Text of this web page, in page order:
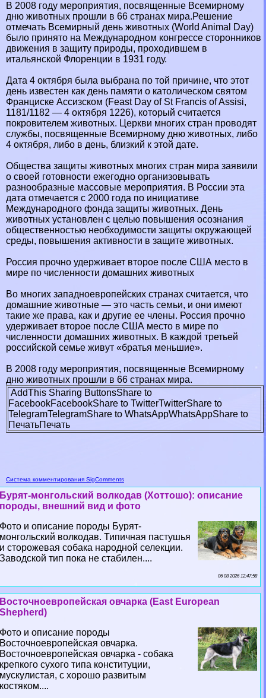
В 2008 году мероприятия, посвященные Всемирному
дню животных прошли в 66 странах мира.Решение
отмечать Всемирный день животных (World Animal Day)
было принято на Международном конгрессе сторонников
движения в защиту природы, проходившем в
итальянской Флоренции в 1931 году.
Дата 4 октября была выбрана по той причине, что этот
день известен как день памяти о католическом святом
Франциске Ассизском (Feast Day of St Francis of Assisi,
1181/1182 — 4 октября 1226), который считается
покровителем животных. Церкви многих стран проводят
службы, посвященные Всемирному дню животных, либо
4 октября, либо в день, близкий к этой дате.
Общества защиты животных многих стран мира заявили
о своей готовности ежегодно организовывать
разнообразные массовые мероприятия. В России эта
дата отмечается с 2000 года по инициативе
Международного фонда защиты животных. День
животных установлен с целью повышения осознания
общественностью необходимости защиты окружающей
среды, повышения активности в защите животных.
Россия прочно удерживает второе после США место в
мире по численности домашних животных
Во многих западноевропейских странах считается, что
домашние животные — это часть семьи, и они имеют
такие же права, как и другие ее члeны. Россия прочно
удерживает второе после США место в мире по
численности домашних животных. В каждой третьей
российской семье живут «братья меньшие».
В 2008 году мероприятия, посвященные Всемирному
дню животных прошли в 66 странах мира.
AddThis Sharing ButtonsShare to
FacebookFacebookShare to TwitterTwitterShare to
TelegramTelegramShare to WhatsAppWhatsAppShare to
ПечатьПечать
Система комментирования SigComments
Бурят-монгольский волкодав (Хоттошо): описание
породы, внешний вид и фото
Фото и описание породы Бурят-
монгольский волкодав. Типичная пастушья
и сторожевая собака народной селекции.
Заводской тип пока не стабилен....
06 08 2026 12:47:58
Восточноевропейская овчарка (East European
Shepherd)
Фото и описание породы
Восточноевропейская овчарка.
Восточноевропейская овчарка - собака
крепкого сухого типа конституции,
мускулистая, с хорошо развитым
костяком....